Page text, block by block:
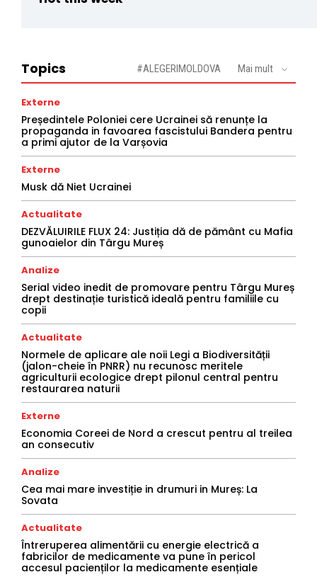
Topics #ALEGERIMOLDOVA Mai mult
Externe
Președintele Poloniei cere Ucrainei să renunțe la
propaganda in favoarea fascistului Bandera pentru
a primi ajutor de la Varșovia
Externe
Musk dă Niet Ucrainei
Actualitate
DEZVĂLUIRILE FLUX 24: Justiția dă de pământ cu Mafia
gunoaielor din Târgu Mureș
Analize
Serial video inedit de promovare pentru Târgu Mureș
drept destinație turistică ideală pentru familiile cu
copii
Actualitate
Normele de aplicare ale noii Legi a Biodiversității
(jalon-cheie în PNRR) nu recunosc meritele
agriculturii ecologice drept pilonul central pentru
restaurarea naturii
Externe
Economia Coreei de Nord a crescut pentru al treilea
an consecutiv
Analize
Cea mai mare investiție in drumuri in Mureș: La
Sovata
Actualitate
Întreruperea alimentării cu energie electrică a
fabricilor de medicamente va pune în pericol
accesul pacienților la medicamente esențiale